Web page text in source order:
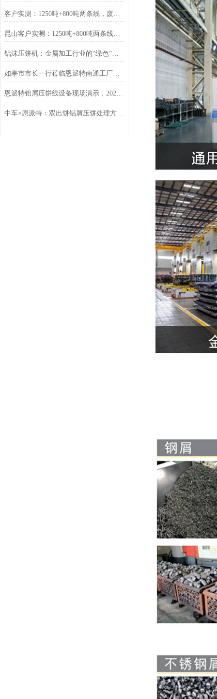
客户实测：1250吨+800吨两条线，废料回收从成本中心变利润来源
昆山客户实测：1250吨+800吨两条线，废料回收从成本中心变利润来源
铝沫压饼机：金属加工行业的“绿色”增值引擎
如皋市市长一行莅临恩派特南通工厂调研指导
恩派特铝屑压饼线设备现场演示，2025年上海铝工业展现场人气狂飙
中车×恩派特：双出饼铝屑压饼处理方案落地，高效破解金属废屑难题！